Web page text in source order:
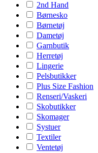
2nd Hand
Børnesko
Børnetøj
Dametøj
Garnbutik
Herretøj
Lingerie
Pelsbutikker
Plus Size Fashion
Renseri/Vaskeri
Skobutikker
Skomager
Systuer
Textiler
Ventetøj